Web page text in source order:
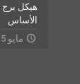
هيكل
الأساس
مايو 5, 2026